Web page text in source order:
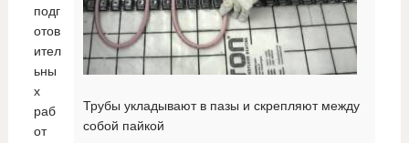
Трубы укладывают в пазы и скрепляют между
собой пайкой
подг
отов
ител
ьны
х
раб
от